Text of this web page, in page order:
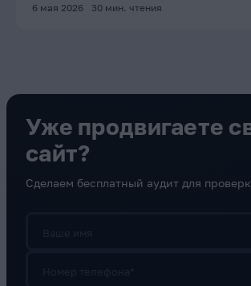
6 мая 2026 30 мин. чтения
Уже продвигаете
сайт?
Сделаем бесплатный аудит для